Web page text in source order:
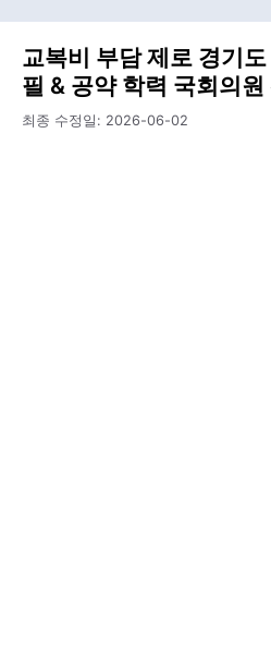
교복비 부담 제로 경기
필 & 공약 학력 국회의원
최종 수정일: 2026-06-02